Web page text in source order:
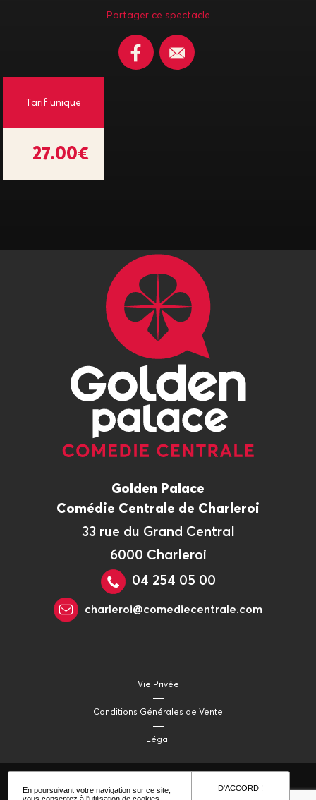
Partager ce spectacle
Tarif unique
27.00€
Golden Palace
Comédie Centrale de Charleroi
33 rue du Grand Central
6000 Charleroi
04 254 05 00
charleroi@comediecentrale.com
Vie Privée
Conditions Générales de Vente
Légal
En poursuivant votre navigation sur ce site,
D'ACCORD !